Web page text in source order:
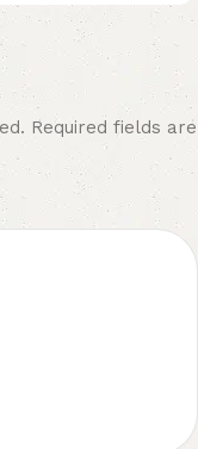
Required fields are